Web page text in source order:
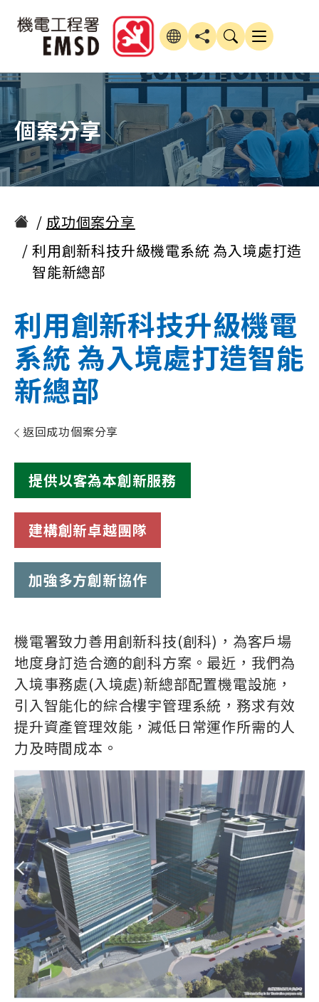
個案分享
成功個案分享
利用創新科技升級機電系統 為入境處打造
智能新總部
利用創新科技升級機電
系統 為入境處打造智能
新總部
返回成功個案分享
提供以客為本創新服務
建構創新卓越團隊
加強多方創新協作
機電署致力善用創新科技(創科)，為客戶場
地度身訂造合適的創科方案。最近，我們為
入境事務處(入境處)新總部配置機電設施，
引入智能化的綜合樓宇管理系統，務求有效
提升資產管理效能，減低日常運作所需的人
力及時間成本。